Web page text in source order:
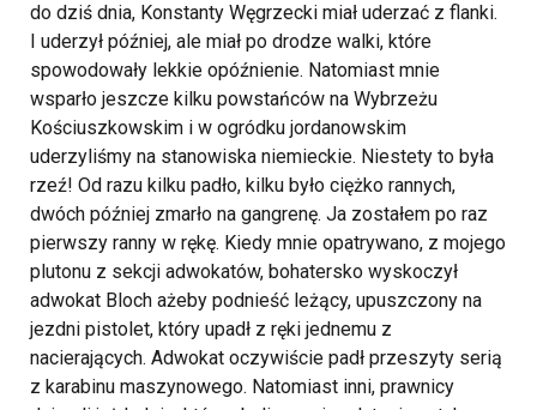
do dziś dnia, Konstanty Węgrzecki miał uderzać z flanki.
I uderzył później, ale miał po drodze walki, które
spowodowały lekkie opóźnienie. Natomiast mnie
wsparło jeszcze kilku powstańców na Wybrzeżu
Kościuszkowskim i w ogródku jordanowskim
uderzyliśmy na stanowiska niemieckie. Niestety to była
rzeź! Od razu kilku padło, kilku było ciężko rannych,
dwóch później zmarło na gangrenę. Ja zostałem po raz
pierwszy ranny w rękę. Kiedy mnie opatrywano, z mojego
plutonu z sekcji adwokatów, bohatersko wyskoczył
adwokat Bloch ażeby podnieść leżący, upuszczony na
jezdni pistolet, który upadł z ręki jednemu z
nacierających. Adwokat oczywiście padł przeszyty serią
z karabinu maszynowego. Natomiast inni, prawnicy